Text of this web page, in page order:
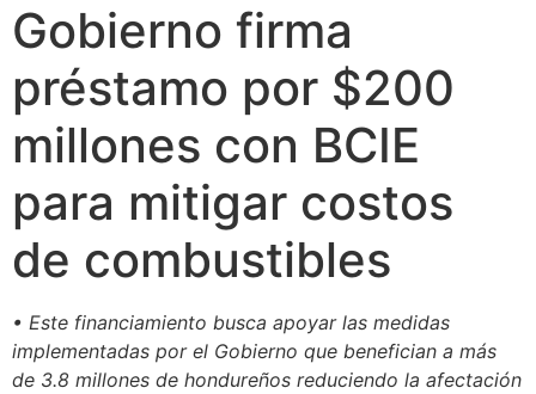
Gobierno firma
préstamo por $200
millones con BCIE
para mitigar costos
de combustibles
• Este financiamiento busca apoyar las medidas
implementadas por el Gobierno que benefician a más
de 3.8 millones de hondureños reduciendo la afectación